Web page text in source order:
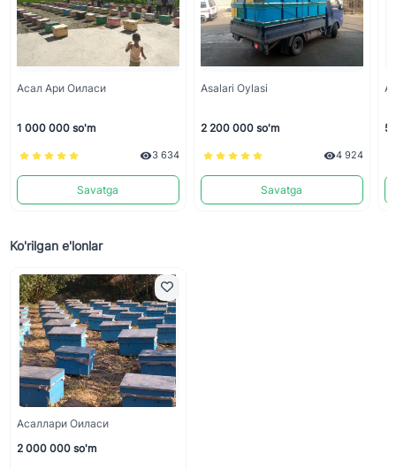
Асал Ари Оиласи
1 000 000 so'm
3 634
Savatga
Asalari Oylasi
2 200 000 so'm
4 924
Savatga
Ko'rilgan e'lonlar
Асаллари Оиласи
2 000 000 so'm